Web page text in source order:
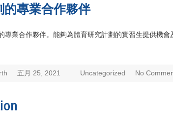
專業合作夥伴
業合作夥伴。能夠為體育研究計劃的實習生提供機會
五月 25, 2021 Uncategorized No